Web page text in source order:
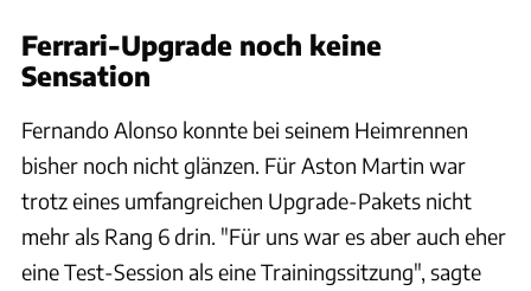
Ferrari-Upgrade noch keine
Sensation
Fernando Alonso konnte bei seinem Heimrennen
bisher noch nicht glänzen. Für Aston Martin war
trotz eines umfangreichen Upgrade-Pakets nicht
mehr als Rang 6 drin. "Für uns war es aber auch eher
eine Test-Session als eine Trainingssitzung", sagte